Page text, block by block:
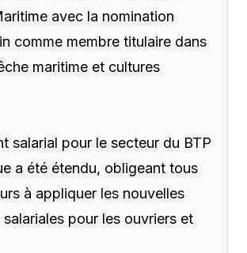
avec la nomination
comme membre titulaire dans
maritime et cultures
salarial pour le secteur du BTP
a été étendu, obligeant tous
à appliquer les nouvelles
pour les ouvriers et